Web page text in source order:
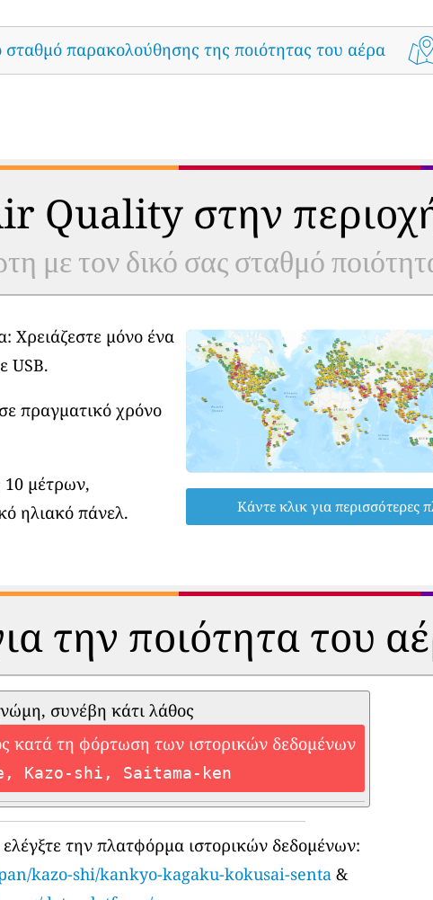
παρακολούθησης της ποιότητας του αέρα
Quality στην
με τον δικό σας σταθμό
Χρειάζεστε μόνο ένα
USB.
πραγματικό χρόνο
10 μέτρων,
ηλιακό πάνελ.
Κάντε κλικ για περισσότερες
την ποιότητα του
συνέβη κάτι λάθος
κατά τη φόρτωση των ιστορικών δεδομένων
Kazo-shi, Saitama-ken
την πλατφόρμα ιστορικών δεδομένων:
kazo-shi/kankyo-kagaku-kokusai-senta&